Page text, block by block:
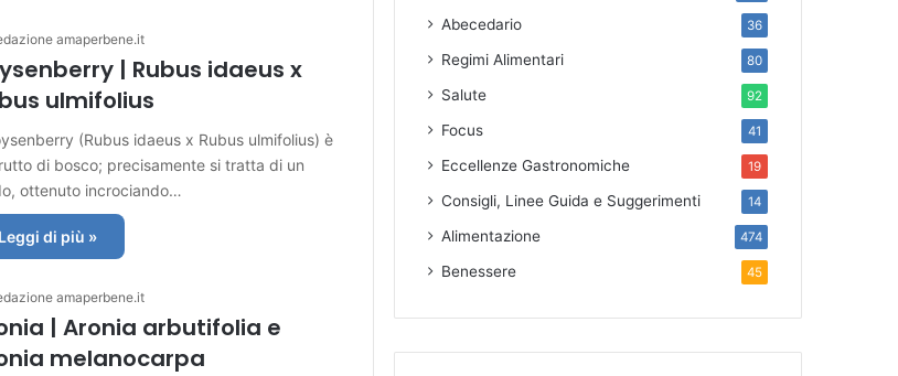
amaperbene.it
| Rubus idaeus x
ulmifolius
(Rubus idaeus x Rubus ulmifolius) è
di bosco; precisamente si tratta di un
ottenuto incrociando…
Leggi di più »
amaperbene.it
| Aronia arbutifolia e
melanocarpa
Abecedario 36
Regimi Alimentari 80
Salute 92
Focus 41
Eccellenze Gastronomiche 19
Consigli, Linee Guida e Suggerimenti 14
Alimentazione 474
Benessere 45